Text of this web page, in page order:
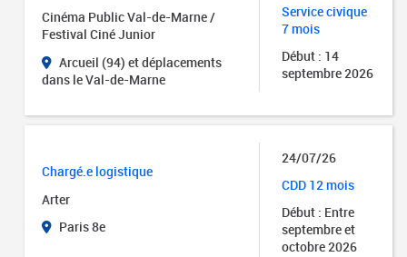
Cinéma Public Val-de-Marne /
Festival Ciné Junior
Arcueil (94) et déplacements
dans le Val-de-Marne
Service civique
7 mois
Début : 14
septembre 2026
Chargé.e logistique
Arter
Paris 8e
24/07/26
CDD 12 mois
Début : Entre
septembre et
octobre 2026